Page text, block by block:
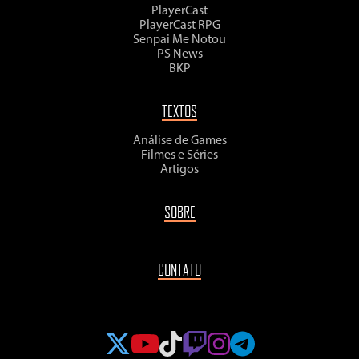
PlayerCast
PlayerCast RPG
Senpai Me Notou
PS News
BKP
TEXTOS
Análise de Games
Filmes e Séries
Artigos
SOBRE
CONTATO